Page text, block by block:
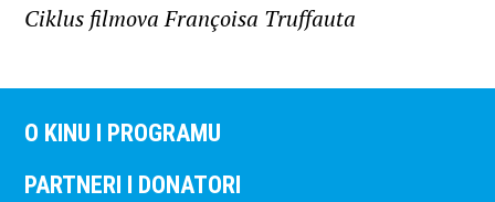
Ciklus filmova Françoisa Truffauta
O KINU I PROGRAMU
PARTNERI I DONATORI